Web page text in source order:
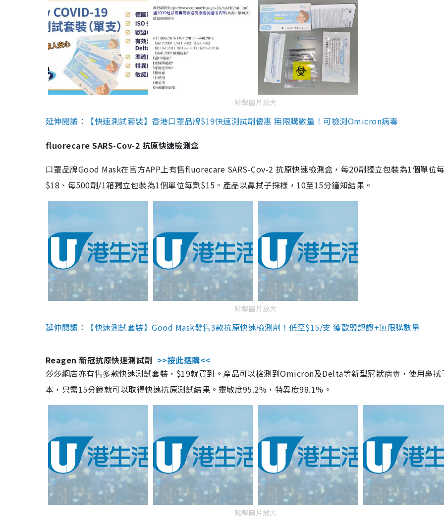
點擊圖片放大
延伸閱讀：【快速測試套裝】香港口罩品牌$19快速測試劑優惠 無限購數量！可檢測Omicron病毒
fluorecare SARS-Cov-2 抗原快速檢測盒
口罩品牌Good Mask在官方APP上有售fluorecare SARS-Cov-2 抗原快速檢測盒，每20劑獨立包裝為1個單位
$18、每500劑/1箱獨立包裝為1個單位每劑$15。產品以鼻拭子採樣，10至15分鐘知結果。
點擊圖片放大
延伸閱讀：【快速測試套裝】Good Mask發售3款抗原快速檢測劑！低至$15/支 獲歐盟認證+無限購數量
Reagen 新冠抗原快速測試劑 >>按此選購<<
莎莎網店亦有售多款快速測試套裝，$19就買到。產品可以檢測到Omicron及Delta等新型冠狀病毒，使用鼻拭
本，只需15分鐘就可以取得快速抗原測試結果。靈敏度95.2%，特異度98.1%。
點擊圖片放大